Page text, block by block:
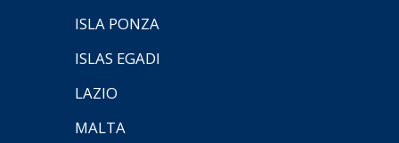
ISLA PONZA
ISLAS EGADI
LAZIO
MALTA